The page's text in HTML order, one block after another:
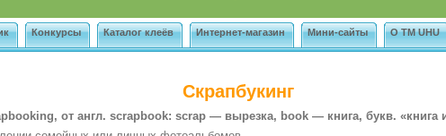
Конкурсы Каталог клеёв Интернет-магазин Мини-сайты О ТМ UHU
Скрапбукинг
от англ. scrapbook: scrap — вырезка, book — книга, букв. «книга